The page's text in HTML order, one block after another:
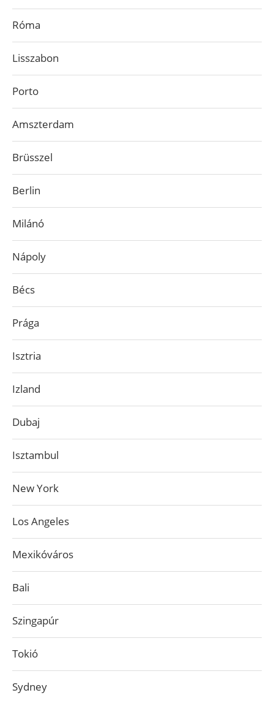
Róma
Lisszabon
Porto
Amszterdam
Brüsszel
Berlin
Milánó
Nápoly
Bécs
Prága
Isztria
Izland
Dubaj
Isztambul
New York
Los Angeles
Mexikóváros
Bali
Szingapúr
Tokió
Sydney